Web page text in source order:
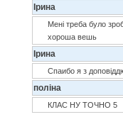
Ірина
Мені треба було
хороша вешь
Ірина
Спаибо я з
поліна
КЛАС НУ ТОЧНО 5